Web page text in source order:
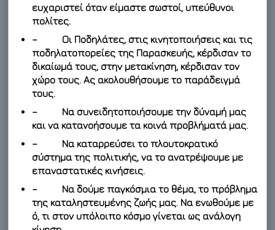
ευχαριστεί όταν είμαστε σωστοί, υπεύθυνοι
πολίτες.
– Οι Ποδηλάτες, στις κινητοποιήσεις και τις
ποδηλατοπορείες της Παρασκευής, κέρδισαν το
δικαίωμά τους, στην μετακίνηση, κέρδισαν τον
χώρο τους. Ας ακολουθήσουμε το παράδειγμά
τους.
– Να συνειδητοποιήσουμε την δύναμή μας
και να κατανοήσουμε τα κοινά προβλήματά μας.
– Να καταρρεύσει το πλουτοκρατικό
σύστημα της πολιτικής, να το ανατρέψουμε με
επαναστατικές κινήσεις.
– Να δούμε παγκόσμια το θέμα, το πρόβλημα
της καταληστευμένης ζωής μας. Να ενωθούμε με
ό, τι στον υπόλοιπο κόσμο γίνεται ως ανάλογη